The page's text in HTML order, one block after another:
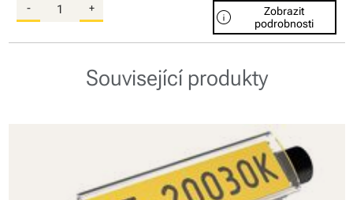
- + info
Zobrazit
podrobnosti
Související produkty